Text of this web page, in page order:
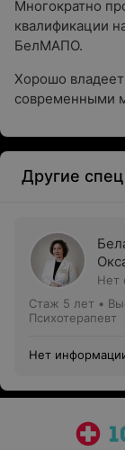
Многократно
квалификации
БелМАПО.
Хорошо
современными
Другие
Нет
Стаж 5 лет •
Психотерапевт
Нет